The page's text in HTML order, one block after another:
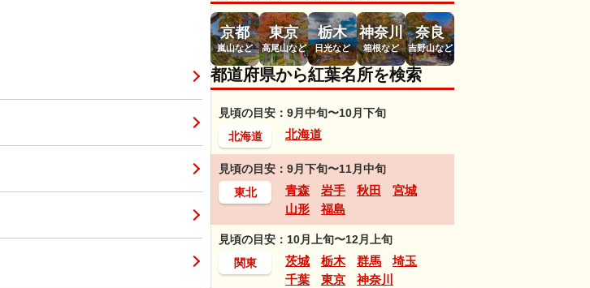
京都
嵐山など
東京
高尾山など
栃木
日光など
神奈川
箱根など
奈良
吉野山など
都道府県から紅葉名所を検索
見頃の目安：9月中旬〜10月下旬
北海道
北海道
見頃の目安：9月下旬〜11月中旬
東北
青森 岩手 秋田
宮城
山形
福島
見頃の目安：10月上旬〜12月上旬
関東
茨城 栃木 群馬
埼玉
千葉
東京 神奈川